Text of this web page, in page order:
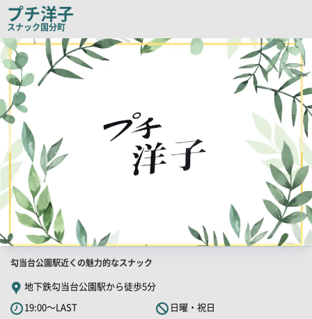
コ
ピ
ー
プチ洋子
スナック国分町
店
舗
PR
画
像
店
舗
PR
キ
勾当台公園駅近くの魅力的なスナック
地下鉄勾当台公園駅から徒歩5分
19:00～LAST
日曜・祝日